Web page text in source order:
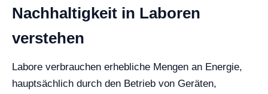
Nachhaltigkeit in Laboren
verstehen
Labore verbrauchen erhebliche Mengen an Energie,
hauptsächlich durch den Betrieb von Geräten,